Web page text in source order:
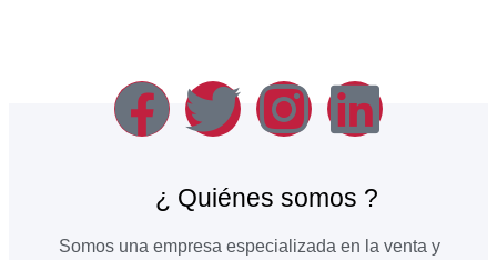
¿ Quiénes somos ?
Somos una empresa especializada en la venta y